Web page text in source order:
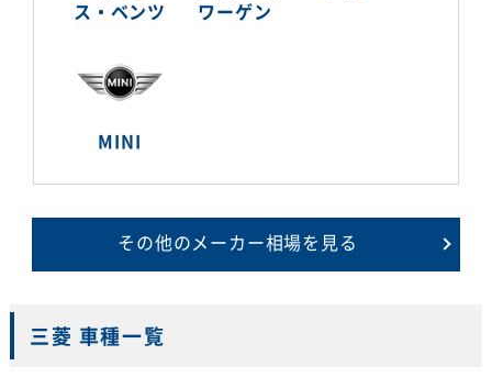
ス・ベンツ
ワーゲン
MINI
その他のメーカー相場を見る
三菱 車種一覧